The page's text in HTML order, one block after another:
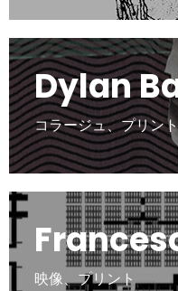
Dylan
コラージュ、プリント
映像、プリント